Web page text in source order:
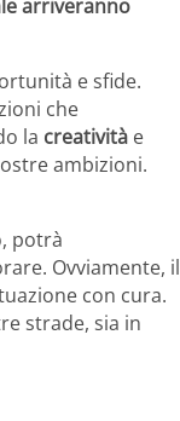
arriveranno
e sfide.
che
la creatività e
ambizioni.
potrà
Ovviamente, il
con cura.
strade, sia in